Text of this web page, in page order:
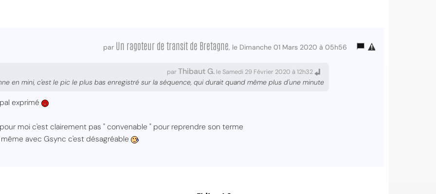
par Un ragoteur de transit de Bretagne, le Dimanche 01 Mars 2020 à 05h56
parThibaut G. le Samedi 29 Février 2020 à 12h32
en mini, c'est le pic le plus bas enregistré sur la séquence, qui durait quand même plus d'une minute
exprimé
moi c'est clairement pas " convenable " pour reprendre son terme
avec Gsync c'est désagréable